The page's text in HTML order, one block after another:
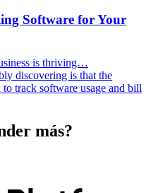
Software for Your
is thriving…
discovering is that the
to track software usage and bill
más?